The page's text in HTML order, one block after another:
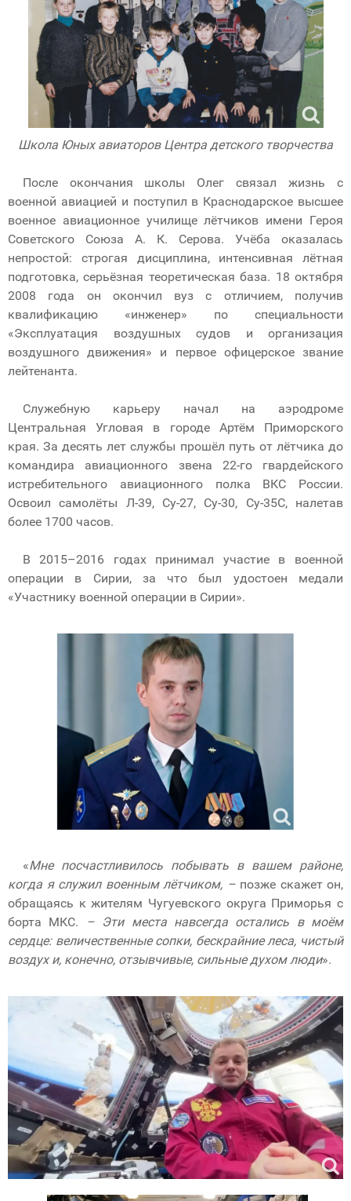
Школа Юных авиаторов Центра детского творчества
После окончания школы Олег связал жизнь с
военной авиацией и поступил в Краснодарское высшее
военное авиационное училище лётчиков имени Героя
Советского Союза А. К. Серова. Учёба оказалась
непростой: строгая дисциплина, интенсивная лётная
подготовка, серьёзная теоретическая база. 18 октября
2008 года он окончил вуз с отличием, получив
квалификацию «инженер» по специальности
«Эксплуатация воздушных судов и организация
воздушного движения» и первое офицерское звание
лейтенанта.
Служебную карьеру начал на аэродроме
Центральная Угловая в городе Артём Приморского
края. За десять лет службы прошёл путь от лётчика до
командира авиационного звена 22-го гвардейского
истребительного авиационного полка ВКС России.
Освоил самолёты Л-39, Су-27, Су-30, Су-35С, налетав
более 1700 часов.
В 2015–2016 годах принимал участие в военной
операции в Сирии, за что был удостоен медали
«Участнику военной операции в Сирии».
«Мне посчастливилось побывать в вашем районе,
когда я служил военным лётчиком, – позже скажет он,
обращаясь к жителям Чугуевского округа Приморья с
борта МКС. – Эти места навсегда остались в моём
сердце: величественные сопки, бескрайние леса, чистый
воздух и, конечно, отзывчивые, сильные духом люди».